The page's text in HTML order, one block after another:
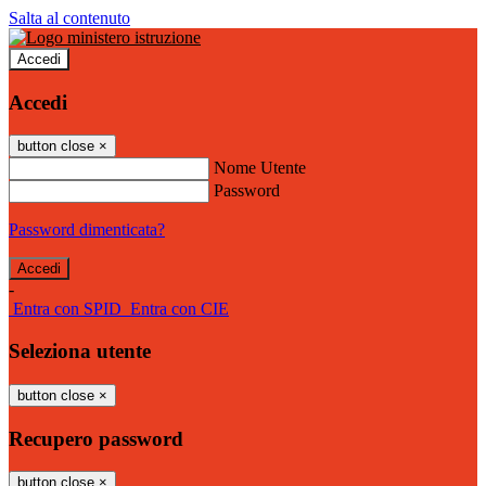
Salta al contenuto
Accedi
Accedi
button close ×
Nome Utente
Password
Password dimenticata?
-
Entra con SPID Entra con CIE
Seleziona utente
button close ×
Recupero password
button close ×